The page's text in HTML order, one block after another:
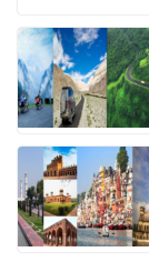
c
e
b
o
o
k